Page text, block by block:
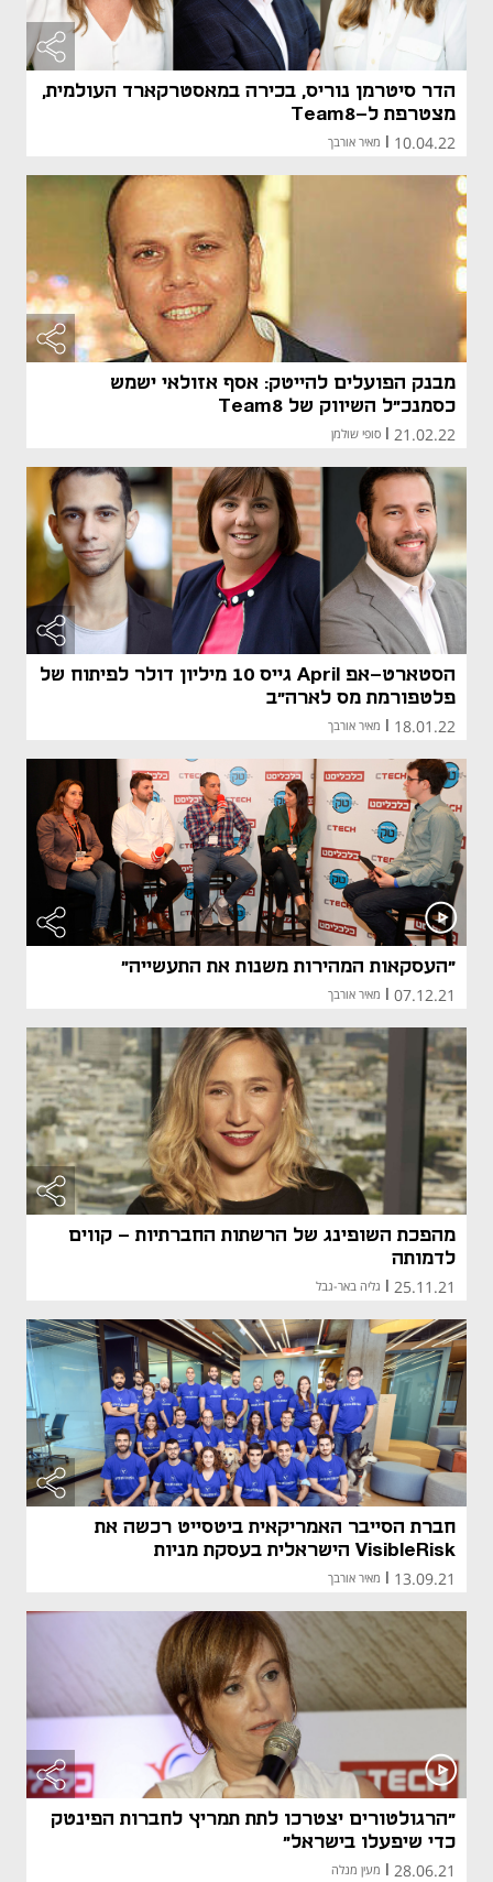
הדר סיטרמן נוריס, בכירה במאסטרקארד העולמית,
מצטרפת ל-Team8
10.04.22 מאיר אורבך
מבנק הפועלים להייטק: אסף אזולאי ישמש
כסמנכ"ל השיווק של Team8
21.02.22 סופי שולמן
הסטארט-אפ April גייס 10 מיליון דולר לפיתוח של
פלטפורמת מס לארה"ב
18.01.22 מאיר אורבך
"העסקאות המהירות משנות את התעשייה"
07.12.21 מאיר אורבך
מהפכת השופינג של הרשתות החברתיות - קווים
לדמותה
25.11.21 גליה באר-גבל
חברת הסייבר האמריקאית ביטסייט רכשה את
VisibleRisk הישראלית בעסקת מניות
13.09.21
| מאיר אורבך
"הרגולטורים יצטרכו לתת תמריץ לחברות הפינטק
כדי שיפעלו בישראל"
28.06.21
| מעין מנלה